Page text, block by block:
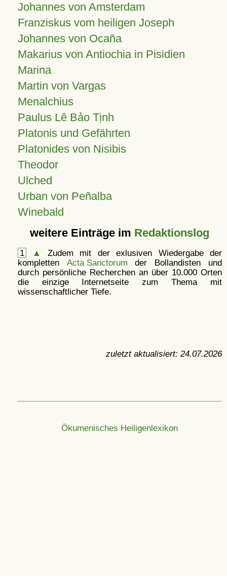
Johannes von Amsterdam
Franziskus vom heiligen Joseph
Johannes von Ocaña
Makarius von Antiochia in Pisidien
Marina
Martin von Vargas
Menalchius
Paulus Lê Bảo Tịnh
Platonis und Gefährten
Platonides von Nisibis
Theodor
Ulched
Urban von Peñalba
Winebald
weitere Einträge im Redaktionslog
1 ▲
Zudem mit der exlusiven Wiedergabe der
kompletten Acta Sanctorum der Bollandisten und
durch persönliche Recherchen an über 10.000 Orten
die einzige Internetseite zum Thema mit
wissenschaftlicher Tiefe.
zuletzt aktualisiert: 24.07.2026
Ökumenisches Heiligenlexikon